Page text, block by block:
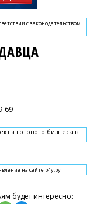
с законодательством
69
готового бизнеса в
на сайте b4y.by
будет интересно: